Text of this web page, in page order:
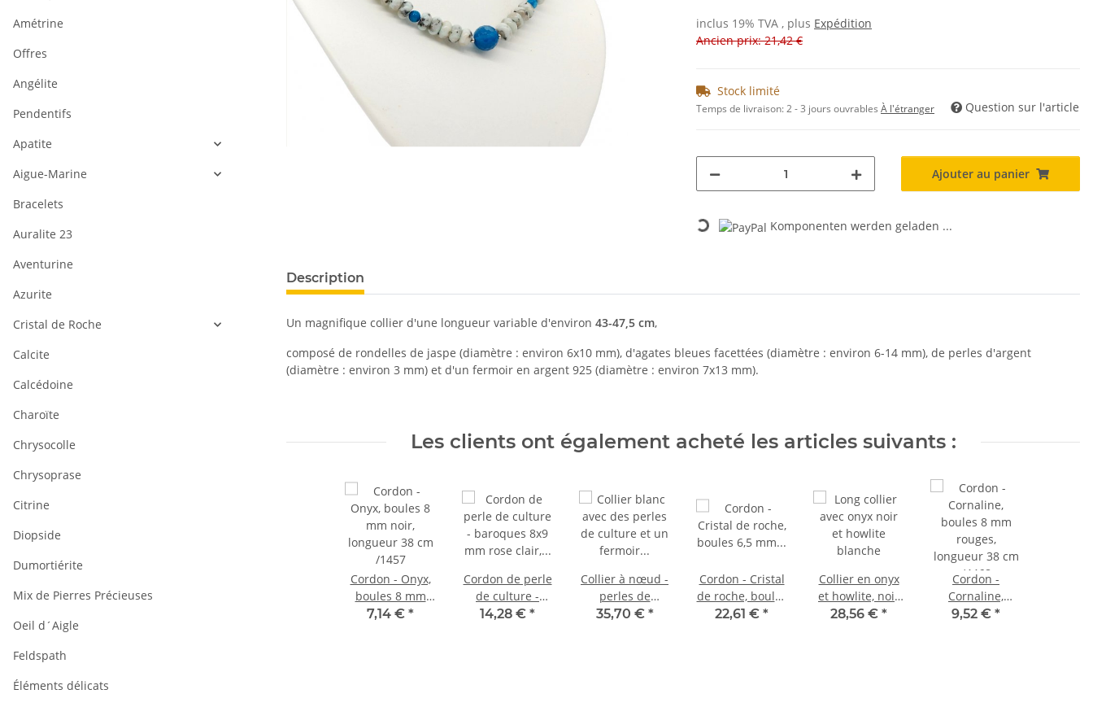
inclus 19% TVA , plus Expédition
Ancien prix: 21,42 €
Stock limité
Temps de livraison:2 - 3 jours ouvrables À l'étranger Question sur l'article
Ajouter au panier
Loading... Komponenten werden geladen ...
Description
Un magnifique collier d'une longueur variable d'environ 43-47,5 cm,
composé de rondelles de jaspe (diamètre : environ 6x10 mm), d'agates bleues facettées (diamètre : environ 6-14 mm), de perles d'argent
(diamètre : environ 3 mm) et d'un fermoir en argent 925 (diamètre : environ 7x13 mm).
Les clients ont également acheté les articles suivants :
Cordon - Onyx,
boules 8 mm
noir, longueur
7,14 € *
Cordon de perle
de culture -
baroques 8x9
14,28 € *
Collier à nœud -
perles de
culture en
35,70 € *
Cordon - Cristal
de roche, boules
6,5 mm
22,61 € *
Collier en onyx
et howlite, noir
et blanc, 140 cm
28,56 € *
Cordon -
Cornaline,
boules 8 mm
9,52 € *
Amétrine
Offres
Angélite
Pendentifs
Apatite
Aigue-Marine
Bracelets
Auralite 23
Aventurine
Azurite
Cristal de Roche
Calcite
Calcédoine
Charoïte
Chrysocolle
Chrysoprase
Citrine
Diopside
Dumortiérite
Mix de Pierres Précieuses
Oeil d´Aigle
Feldspath
Éléments délicats